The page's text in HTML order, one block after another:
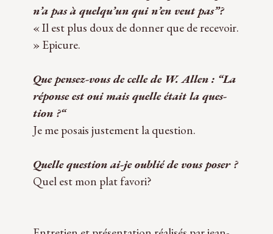
n’a pas à quelqu’un qui n’en veut pas”?
« Il est plus doux de don­ner que de rece­voir.
» Epicure.
Que pensez-vous de celle de W. Allen : “La
réponse est oui mais quelle était la ques­
tion ?“
Je me posais jus­te­ment la question.
Quelle ques­tion ai-je oublié de vous poser ?
Quel est mon plat favori?